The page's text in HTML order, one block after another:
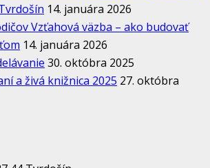
14. januára 2026
Vzťahová väzba – ako budovať
14. januára 2026
30. októbra 2025
a živá knižnica 2025 27. októbra